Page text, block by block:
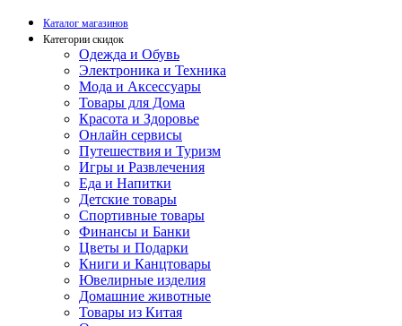
Каталог магазинов
Категории скидок
Одежда и Обувь
Электроника и Техника
Мода и Аксессуары
Товары для Дома
Красота и Здоровье
Онлайн сервисы
Путешествия и Туризм
Игры и Развлечения
Еда и Напитки
Детские товары
Спортивные товары
Финансы и Банки
Цветы и Подарки
Книги и Канцтовары
Ювелирные изделия
Домашние животные
Товары из Китая